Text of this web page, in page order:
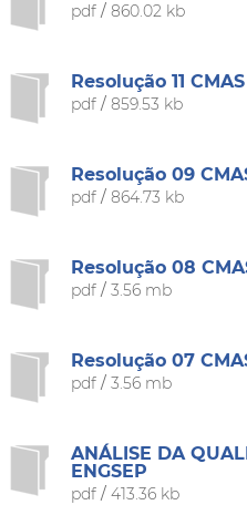
pdf/ 860.02 kb
Resolução 11
pdf/ 859.53 kb
Resolução 09
pdf/ 864.73 kb
Resolução 08
pdf/ 3.56 mb
Resolução 07
pdf/ 3.56 mb
ANÁLISE DA
ENGSEP
pdf/ 413.36 kb